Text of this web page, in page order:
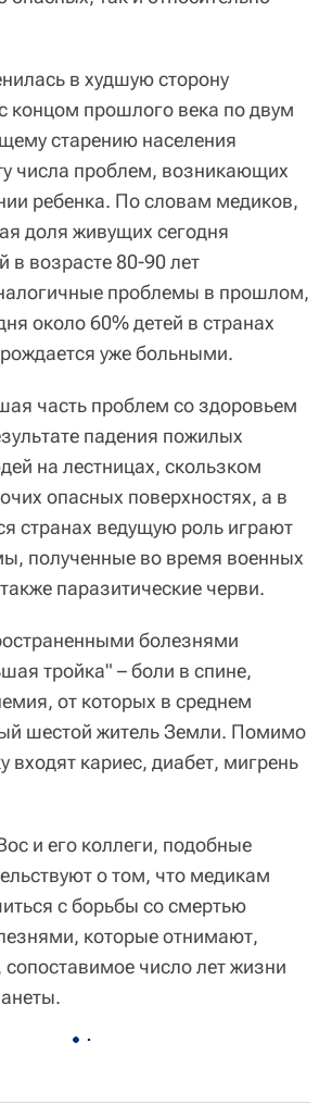
в худшую сторону
концом прошлого века по двум
старению населения
числа проблем, возникающих
ребенка. По словам медиков,
доля живущих сегодня
в возрасте 80-90 лет
проблемы в прошлом,
около 60% детей в странах
уже больными.
часть проблем со здоровьем
падения пожилых
на лестницах, скользком
опасных поверхностях, а в
странах ведущую роль играют
полученные во время военных
паразитические черви.
болезнями
тройка" – боли в спине,
от которых в среднем
шестой житель Земли. Помимо
входят кариес, диабет, мигрень
и его коллеги, подобные
о том, что медикам
с борьбы со смертью
которые отнимают,
сопоставимое число лет жизни